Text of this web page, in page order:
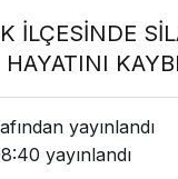
İLÇESİNDE
yayınlandı
yayınlandı